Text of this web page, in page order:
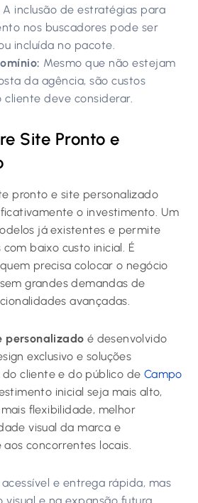
A inclusão de estratégias para
nos buscadores pode ser
incluída no pacote.
Mesmo que não estejam
da agência, são custos
cliente deve considerar.
Site Pronto e
pronto e site personalizado
o investimento. Um
já existentes e permite
baixo custo inicial. É
precisa colocar o negócio
grandes demandas de
avançadas.
personalizado é desenvolvido
exclusivo e soluções
cliente e do público de Campo
inicial seja mais alto,
flexibilidade, melhor
visual da marca e
concorrentes locais.
e entrega rápida, mas